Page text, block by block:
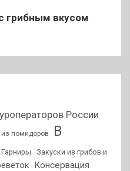
грибным вкусом
России
помидоров
В
Гарниры
Закуски из грибов и
Консервация